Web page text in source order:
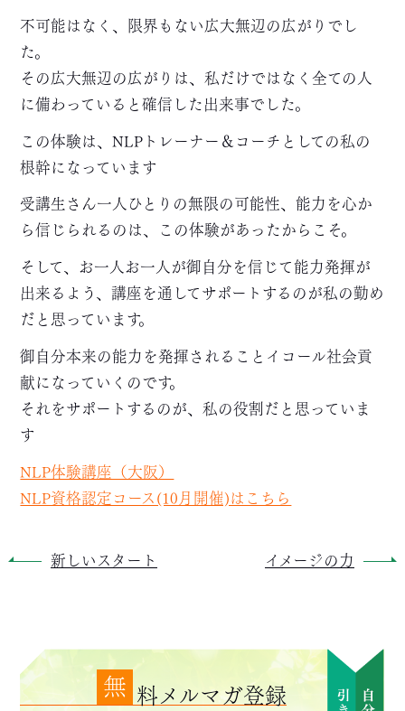
不可能はなく、限界もない広大無辺の広がりでし
た。
その広大無辺の広がりは、私だけではなく全ての人
に備わっていると確信した出来事でした。
この体験は、NLPトレーナー＆コーチとしての私の
根幹になっています
受講生さん一人ひとりの無限の可能性、能力を心か
ら信じられるのは、この体験があったからこそ。
そして、お一人お一人が御自分を信じて能力発揮が
出来るよう、講座を通してサポートするのが私の勤め
だと思っています。
御自分本来の能力を発揮されることイコール社会貢
献になっていくのです。
それをサポートするのが、私の役割だと思っていま
す
NLP体験講座（大阪）
NLP資格認定コース(10月開催)はこちら
新しいスタート イメージの力
無 料メルマガ登録